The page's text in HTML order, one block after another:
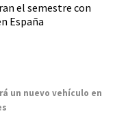
el semestre con
España
un nuevo vehículo en